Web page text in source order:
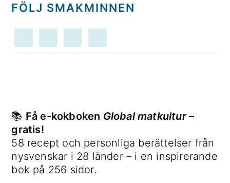
FÖLJ SMAKMINNEN
📚 Få e-kokboken Global matkultur–
gratis!
58 recept och personliga berättelser från
nysvenskar i 28 länder – i en inspirerande
bok på 256 sidor.